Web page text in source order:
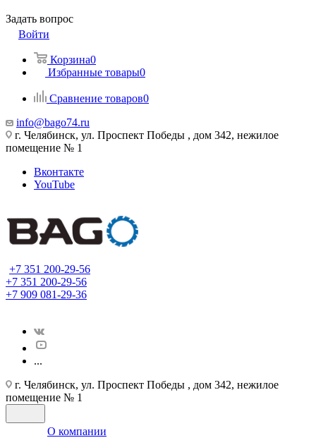
Задать вопрос
Войти
Корзина0
Избранные товары0
Сравнение товаров0
info@bago74.ru
г. Челябинск, ул. Проспект Победы , дом 342, нежилое
помещение № 1
Вконтакте
YouTube
+7 351 200-29-56
+7 351 200-29-56
+7 909 081-29-36
...
г. Челябинск, ул. Проспект Победы , дом 342, нежилое
помещение № 1
О компании